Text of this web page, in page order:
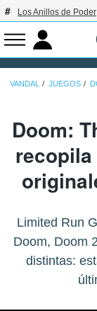
Los Anillos de Poder
VANDAL JUEGOS
Doom:
Limited Run
Doom, Doom
distintas: